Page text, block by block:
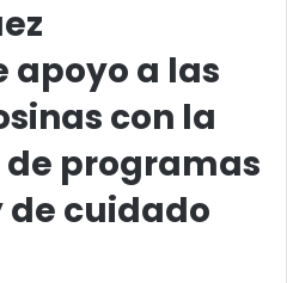
a las
con la
programas
cuidado